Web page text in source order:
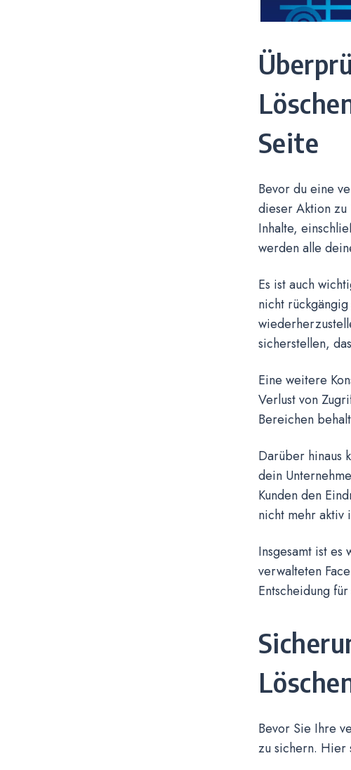
Seite
Bevor du eine
dieser Aktion zu
Inhalte,
werden alle
Es ist auch
nicht
sicherstellen,
Eine weitere
Verlust von
Bereichen
Darüber hinaus
dein
Kunden den
nicht mehr aktiv
Insgesamt ist
verwalteten
Entscheidung
Bevor Sie Ihre
zu sichern. Hier